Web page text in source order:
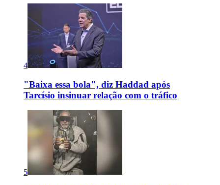
4
"Baixa essa bola", diz Haddad após
Tarcísio insinuar relação com o tráfico
5